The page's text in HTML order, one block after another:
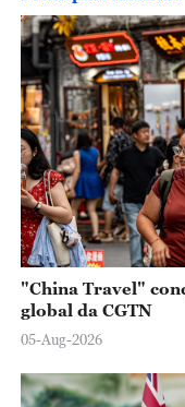
"China Travel"
global da CGTN
05-Aug-2026